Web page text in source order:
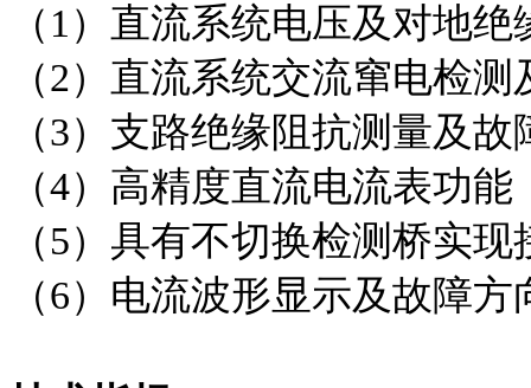
（1）直流系统电压及对地
（2）直流系统交流窜电检
（3）支路绝缘阻抗测量及
（4）高精度直流电流表功能
（5）具有不切换检测桥实
（6）电流波形显示及故障